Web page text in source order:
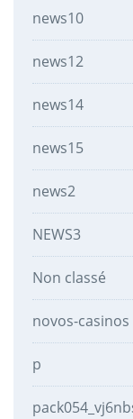
news10
news12
news14
news15
news2
NEWS3
Non classé
novos-casinos
p